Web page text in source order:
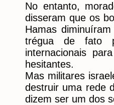
No entanto,
disseram que os
Hamas
trégua de fato
internacionais
hesitantes.
Mas militares
destruir uma rede
dizem ser um dos